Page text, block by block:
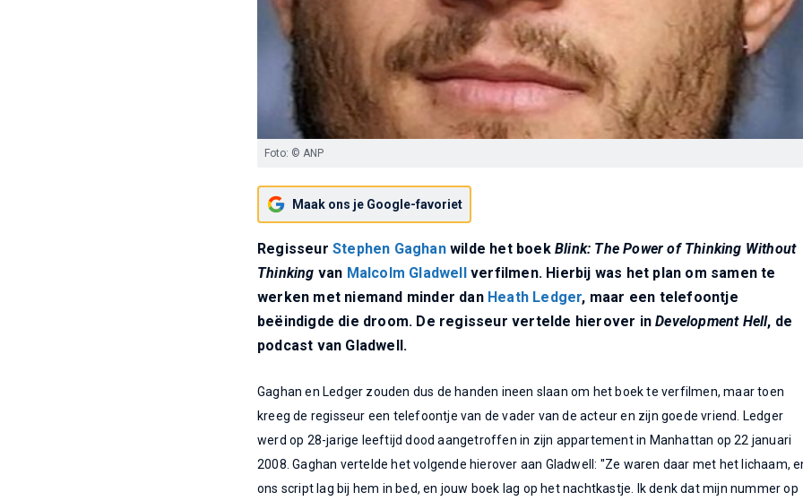
Foto: © ANP
Maak ons je Google-favoriet
Regisseur Stephen Gaghanwilde het boekBlink: The Power of Thinking Without
Thinking van Malcolm Gladwellverfilmen. Hierbij was het plan om samen te
werken met niemand minder dan Heath Ledger, maar een telefoontje
beëindigde die droom. De regisseur vertelde hierover inDevelopment Hell, de
podcast van Gladwell.
Gaghan en Ledger zouden dus de handen ineen slaan om het boek te verfilmen, maar toen
kreeg de regisseur een telefoontje van de vader van de acteur en zijn goede vriend. Ledger
werd op 28-jarige leeftijd dood aangetroffen in zijn appartement in Manhattan op 22 januari
2008. Gaghan vertelde het volgende hierover aan Gladwell: ''Ze waren daar met het lichaam,
ons script lag bij hem in bed, en jouw boek lag op het nachtkastje. Ik denk dat mijn nummer op